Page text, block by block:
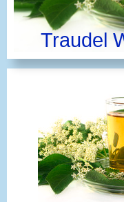
Traudel